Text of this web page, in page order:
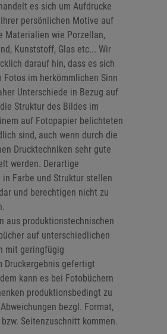
es sich um Aufdrucke
Ihrer persönlichen Motive auf
Materialien wie Porzellan,
Kunststoff, Glas etc... Wir
darauf hin, dass es sich
Fotos im herkömmlichen Sinn
Unterschiede in Bezug auf
Struktur des Bildes im
auf Fotopapier belichteten
sind, auch wenn durch die
Drucktechniken sehr gute
werden. Derartige
in Farbe und Struktur stellen
und berechtigen nicht zu
aus produktionstechnischen
auf unterschiedlichen
mit geringfügig
Druckergebnis gefertigt
kann es bei Fotobüchern
produktionsbedingt zu
bezgl. Format,
Seitenzuschnitt kommen.